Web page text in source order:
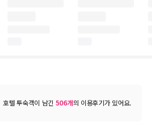
호텔 투숙객이 남긴 506개의 이용후기가 있어요.